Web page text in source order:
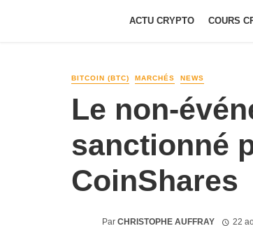
ACTU CRYPTO COURS
BITCOIN (BTC) MARCHÉS NEWS
Le non-
sanctionné
CoinShares
Par CHRISTOPHE AUFFRAY 22